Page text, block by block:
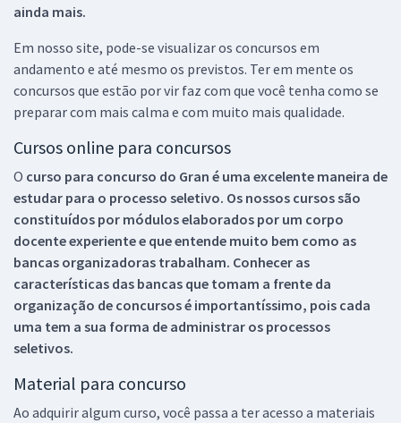
ainda mais.
Em nosso site, pode-se visualizar os concursos em
andamento e até mesmo os previstos. Ter em mente os
concursos que estão por vir faz com que você tenha como se
preparar com mais calma e com muito mais qualidade.
Cursos online para concursos
O curso para concurso do Gran é uma excelente maneira de
estudar para o processo seletivo. Os nossos cursos são
constituídos por módulos elaborados por um corpo
docente experiente e que entende muito bem como as
bancas organizadoras trabalham. Conhecer as
características das bancas que tomam a frente da
organização de concursos é importantíssimo, pois cada
uma tem a sua forma de administrar os processos
seletivos.
Material para concurso
Ao adquirir algum curso, você passa a ter acesso a materiais